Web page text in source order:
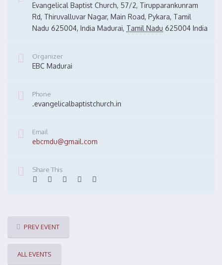
Evangelical Baptist Church, 57/2, Tirupparankunram
Rd, Thiruvalluvar Nagar, Main Road, Pykara, Tamil
Nadu 625004, India Madurai, Tamil Nadu 625004 India
Organizer
EBC Madurai
Phone
.evangelicalbaptistchurch.in
Email
ebcmdu@gmail.com
Share This
PREV EVENT
ALL EVENTS